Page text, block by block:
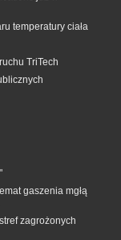
temperatury ciała
TriTech
gaszenia mgłą
zagrożonych